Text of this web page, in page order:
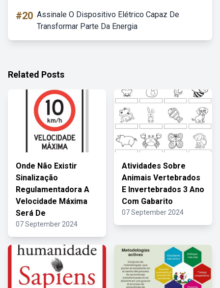
#20 Assinale O Dispositivo Elétrico Capaz De
Transformar Parte Da Energia
Related Posts
Onde Não Existir
Sinalização
Regulamentadora A
Velocidade Máxima
Será De
07 September 2024
Atividades Sobre
Animais Vertebrados
E Invertebrados 3 Ano
Com Gabarito
07 September 2024